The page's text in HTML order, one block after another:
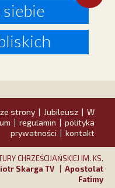
strony Jubileusz
W
regulamin
polityka
prywatności
kontakt
CHRZEŚCIJAŃSKIEJ IM. KS.
Skarga TV
Apostolat
Fatimy